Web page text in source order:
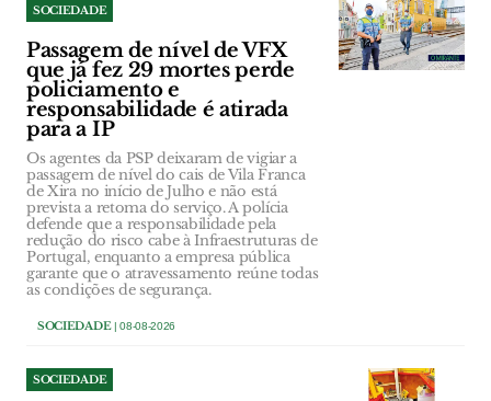
SOCIEDADE
Passagem de nível de VFX
que já fez 29 mortes perde
policiamento e
responsabilidade é atirada
para a IP
Os agentes da PSP deixaram de vigiar a
passagem de nível do cais de Vila Franca
de Xira no início de Julho e não está
prevista a retoma do serviço. A polícia
defende que a responsabilidade pela
redução do risco cabe à Infraestruturas de
Portugal, enquanto a empresa pública
garante que o atravessamento reúne todas
as condições de segurança.
SOCIEDADE| 08-08-2026
SOCIEDADE